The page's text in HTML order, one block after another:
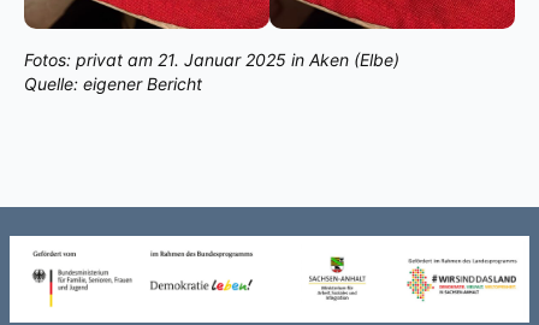
Fotos: privat am 21. Januar 2025 in Aken (Elbe)
Quelle: eigener Bericht